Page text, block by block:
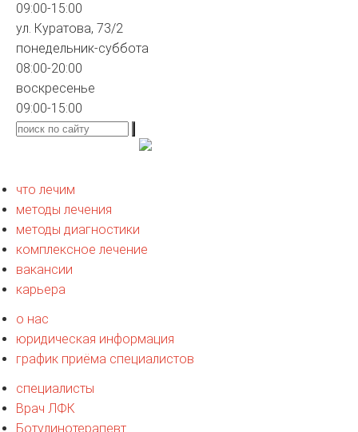
09:00-15:00
ул. Куратова, 73/2
понедельник-суббота
08:00-20:00
воскресенье
09:00-15:00
что лечим
методы лечения
методы диагностики
комплексное лечение
вакансии
карьера
о нас
юридическая информация
график приёма специалистов
специалисты
Врач ЛФК
Ботулинотерапевт